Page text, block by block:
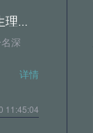
昼夜错位：世界杯北美时区如何“撕裂”欧洲球迷的生理时钟
深
详情
11:45:04